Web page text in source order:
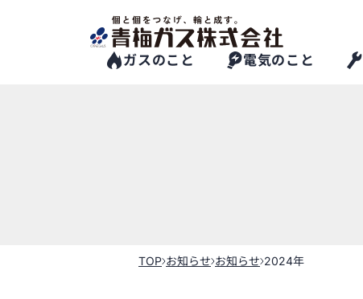
ガスのこと 電気のこと
TOP お知らせ お知らせ 2024年